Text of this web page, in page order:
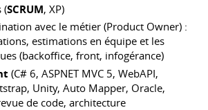
(SCRUM, XP)
avec le métier (Product Owner) :
estimations en équipe et les
(backoffice, front, infogérance)
(C# 6, ASPNET MVC 5, WebAPI,
Unity, Auto Mapper, Oracle,
de code, architecture